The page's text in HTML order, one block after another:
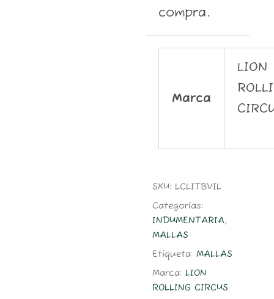
compra.
Marca
LION
SKU: LCLITBVIL
Categorías:
INDUMENTARIA,
MALLAS
Etiqueta:MALLAS
Marca:LION
ROLLING CIRCUS